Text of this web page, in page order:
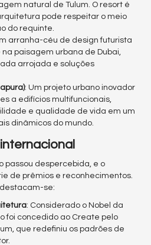
natural de Tulum. O resort é
pode respeitar o meio
do requinte.
arranha-céu de design futurista
paisagem urbana de Dubai,
arrojada e soluções
: Um projeto urbano inovador
a edifícios multifuncionais,
e qualidade de vida em um
dinâmicos do mundo.
passou despercebida, e o
de prêmios e reconhecimentos.
destacam-se:
: Considerado o Nobel da
foi concedido ao Create pelo
que redefiniu os padrões de